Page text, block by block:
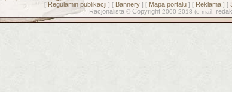
[ Regulamin publikacji] [ Bannery] [ Mapa portalu] [ Reklama] [
Racjonalista © Copyright 2000-2018 (e-mail: